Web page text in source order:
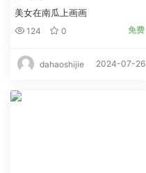
美女在南瓜上画画
124 0 免费
dahaoshijie 2024-07-26